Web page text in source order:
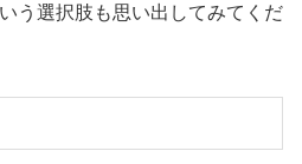
う選択肢も思い出してみてくだ